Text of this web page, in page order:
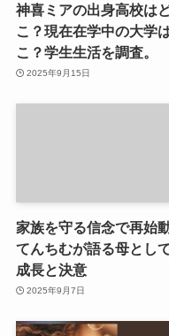
神喜ミアの出身高校は
こ？現在在学中の大学
こ？学生生活を調査。
2025年9月15日
家族を守る信念で再始動
てんちむが語る母とし
成長と決意
2025年9月7日